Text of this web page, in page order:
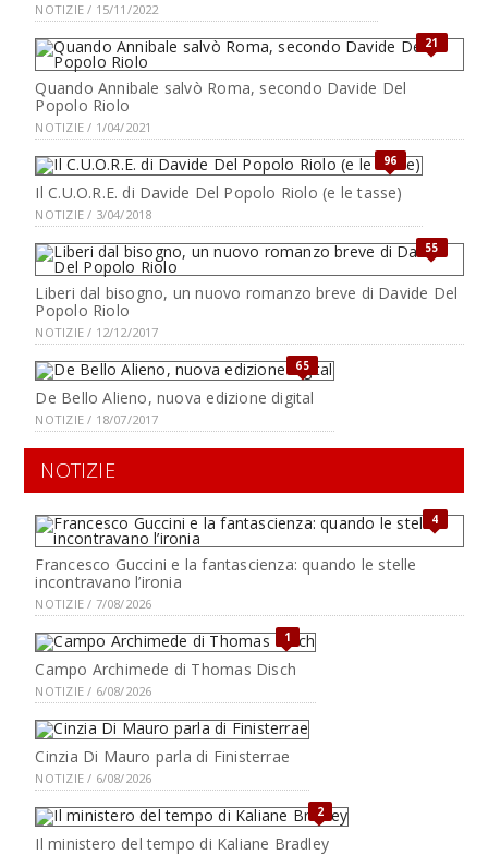
NOTIZIE / 15/11/2022
21
Quando Annibale salvò Roma, secondo Davide Del
Popolo Riolo
NOTIZIE / 1/04/2021
96
Il C.U.O.R.E. di Davide Del Popolo Riolo (e le tasse)
NOTIZIE / 3/04/2018
55
Liberi dal bisogno, un nuovo romanzo breve di Davide Del
Popolo Riolo
NOTIZIE / 12/12/2017
65
De Bello Alieno, nuova edizione digital
NOTIZIE / 18/07/2017
NOTIZIE
4
Francesco Guccini e la fantascienza: quando le stelle
incontravano l’ironia
NOTIZIE / 7/08/2026
1
Campo Archimede di Thomas Disch
NOTIZIE / 6/08/2026
Cinzia Di Mauro parla di Finisterrae
NOTIZIE / 6/08/2026
2
Il ministero del tempo di Kaliane Bradley